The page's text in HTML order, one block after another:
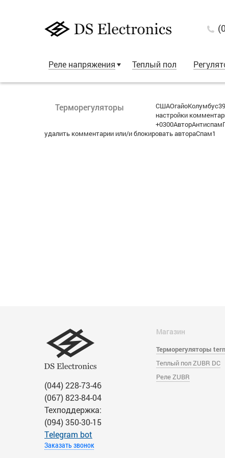
Реле напряжения Теплый пол
Терморегуляторы
настройки
удалить комментарии или/и блокировать автораСпам1
(044) 228-73-46
(067) 823-84-04
Техподдержка:
(094) 350-30-15
Тelegram bot
Заказать звонок
Магазин
Терморегуляторы
Теплый пол ZUBR DC
Реле ZUBR